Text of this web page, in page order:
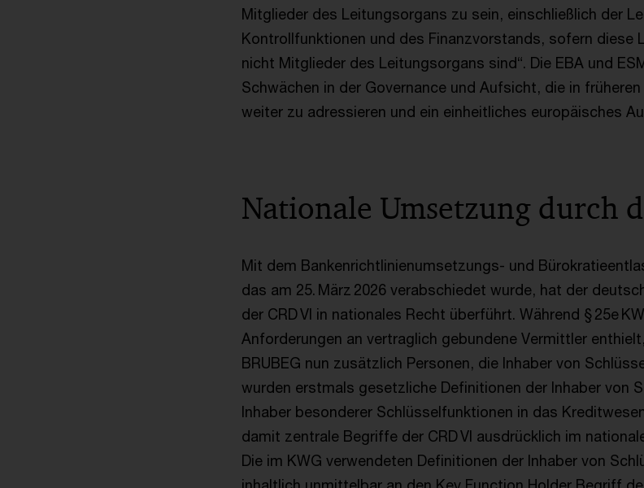
Mitglieder des Leitungsorgans zu sein, einschließlich der
Kontrollfunktionen und des Finanzvorstands, sofern diese
nicht Mitglieder des Leitungsorgans sind“. Die EBA und
Schwächen in der Governance und Aufsicht, die in
weiter zu adressieren und ein einheitliches europäisches
Nationale Umsetzung durch
Mit dem Bankenrichtlinienumsetzungs- und
das am 25. März 2026 verabschiedet wurde, hat der
der CRD VI in nationales Recht überführt. Während § 25e
Anforderungen an vertraglich gebundene Vermittler
BRUBEG nun zusätzlich Personen, die Inhaber von
wurden erstmals gesetzliche Definitionen der Inhaber von
Inhaber besonderer Schlüsselfunktionen in das
damit zentrale Begriffe der CRD VI ausdrücklich im
Die im KWG verwendeten Definitionen der Inhaber von